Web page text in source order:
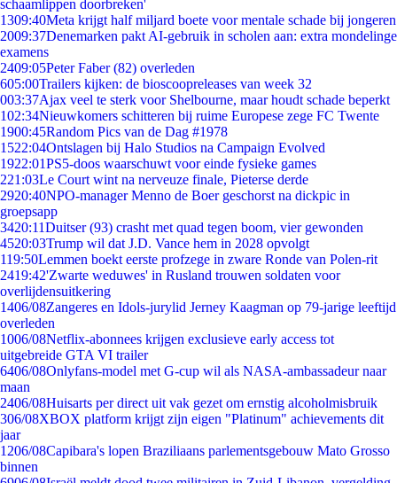
schaamlippen doorbreken'
1309:40Meta krijgt half miljard boete voor mentale schade bij jongeren
2009:37Denemarken pakt AI-gebruik in scholen aan: extra mondelinge
examens
2409:05Peter Faber (82) overleden
605:00Trailers kijken: de bioscoopreleases van week 32
003:37Ajax veel te sterk voor Shelbourne, maar houdt schade beperkt
102:34Nieuwkomers schitteren bij ruime Europese zege FC Twente
1900:45Random Pics van de Dag #1978
1522:04Ontslagen bij Halo Studios na Campaign Evolved
1922:01PS5-doos waarschuwt voor einde fysieke games
221:03Le Court wint na nerveuze finale, Pieterse derde
2920:40NPO-manager Menno de Boer geschorst na dickpic in
groepsapp
3420:11Duitser (93) crasht met quad tegen boom, vier gewonden
4520:03Trump wil dat J.D. Vance hem in 2028 opvolgt
119:50Lemmen boekt eerste profzege in zware Ronde van Polen-rit
2419:42'Zwarte weduwes' in Rusland trouwen soldaten voor
overlijdensuitkering
1406/08Zangeres en Idols-jurylid Jerney Kaagman op 79-jarige leeftijd
overleden
1006/08Netflix-abonnees krijgen exclusieve early access tot
uitgebreide GTA VI trailer
6406/08Onlyfans-model met G-cup wil als NASA-ambassadeur naar
maan
2406/08Huisarts per direct uit vak gezet om ernstig alcoholmisbruik
306/08XBOX platform krijgt zijn eigen "Platinum" achievements dit
jaar
1206/08Capibara's lopen Braziliaans parlementsgebouw Mato Grosso
binnen